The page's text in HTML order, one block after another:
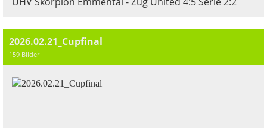
2026.02.21_Cupfinal
159 Bilder